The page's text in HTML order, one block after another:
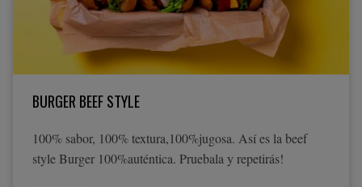
BURGER BEEF STYLE
100% sabor, 100% textura,100%jugosa. Así es la beef
style Burger 100%auténtica. Pruebala y repetirás!